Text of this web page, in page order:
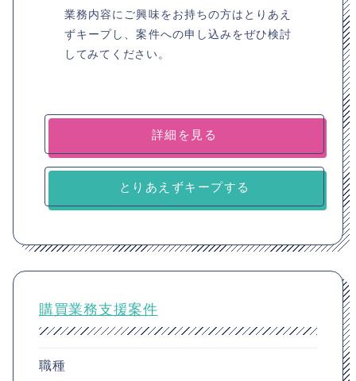
業務内容にご興味をお持ちの方はとりあえ
ずキープし、案件への申し込みをぜひ検討
してみてください。
詳細を見る
とりあえずキープする
購買業務支援案件
職種